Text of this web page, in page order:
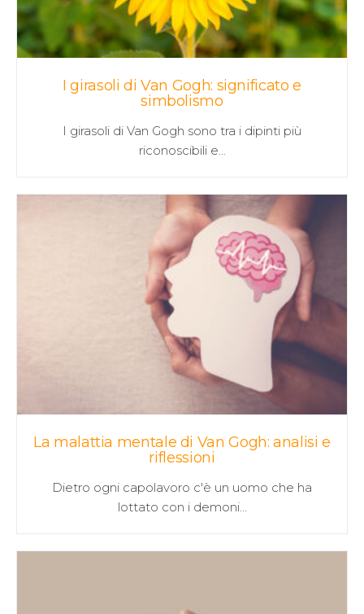
I girasoli di Van Gogh: significato e
simbolismo
I girasoli di Van Gogh sono tra i dipinti più
riconoscibili e…
La malattia mentale di Van Gogh: analisi e
riflessioni
Dietro ogni capolavoro c'è un uomo che ha
lottato con i demoni…